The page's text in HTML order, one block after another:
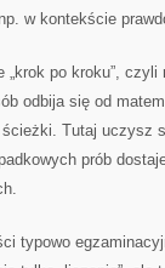
w kontekście
po kroku”,
odbija się od
Tutaj uczysz
prób
typowo